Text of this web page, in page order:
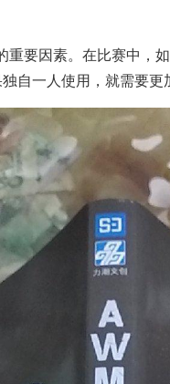
重要因素。在比赛中，
自一人使用，就需要更